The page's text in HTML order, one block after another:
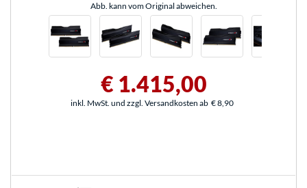
Abb. kann vom Original abweichen.
€ 1.415,00
inkl. MwSt. und zzgl. Versandkosten ab € 8,90